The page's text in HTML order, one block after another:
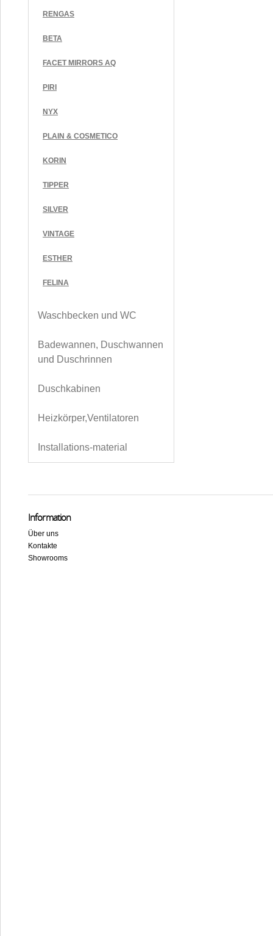
RENGAS
BETA
FACET MIRRORS AQ
PIRI
NYX
PLAIN & COSMETICO
KORIN
TIPPER
SILVER
VINTAGE
ESTHER
FELINA
Waschbecken und WC
Badewannen, Duschwannen
und Duschrinnen
Duschkabinen
Heizkörper,Ventilatoren
Installations-material
Information
Über uns
Kontakte
Showrooms